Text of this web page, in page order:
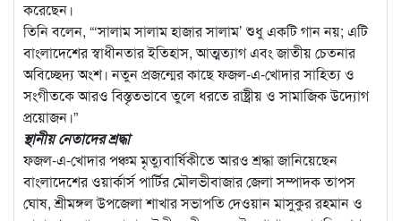
করেছেন।
তিনি বলেন, “‘সালাম সালাম হাজার সালাম’ শুধু একটি গান নয়; এটি
বাংলাদেশের স্বাধীনতার ইতিহাস, আত্মত্যাগ এবং জাতীয় চেতনার
অবিচ্ছেদ্য অংশ। নতুন প্রজন্মের কাছে ফজল-এ-খোদার সাহিত্য ও
সংগীতকে আরও বিস্তৃতভাবে তুলে ধরতে রাষ্ট্রীয় ও সামাজিক উদ্যোগ
প্রয়োজন।”
স্থানীয় নেতাদের শ্রদ্ধা
ফজল-এ-খোদার পঞ্চম মৃত্যুবার্ষিকীতে আরও শ্রদ্ধা জানিয়েছেন
বাংলাদেশের ওয়ার্কার্স পার্টির মৌলভীবাজার জেলা সম্পাদক তাপস
ঘোষ, শ্রীমঙ্গল উপজেলা শাখার সভাপতি দেওয়ান মাসুকুর রহমান ও